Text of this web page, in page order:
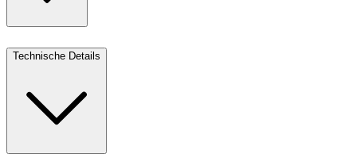
Technische Details